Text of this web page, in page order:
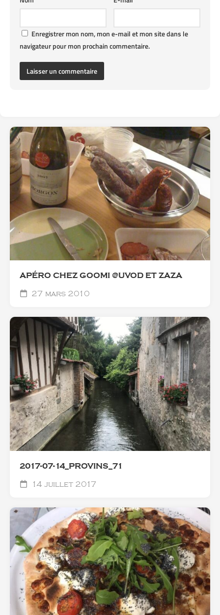
Enregistrer mon nom, mon e-mail et mon site dans le
navigateur pour mon prochain commentaire.
APÉRO CHEZ GOOMI @UVOD ET ZAZA
27 mars 2010
2017-07-14_PROVINS_71
14 juillet 2017